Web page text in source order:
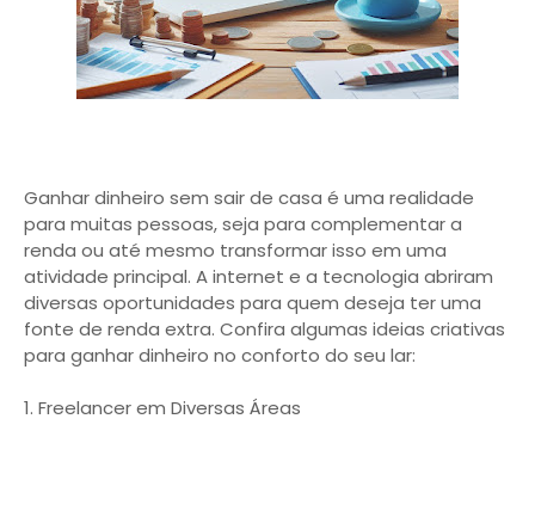
Ganhar dinheiro sem sair de casa é uma realidade
para muitas pessoas, seja para complementar a
renda ou até mesmo transformar isso em uma
atividade principal. A internet e a tecnologia abriram
diversas oportunidades para quem deseja ter uma
fonte de renda extra. Confira algumas ideias criativas
para ganhar dinheiro no conforto do seu lar:
1. Freelancer em Diversas Áreas